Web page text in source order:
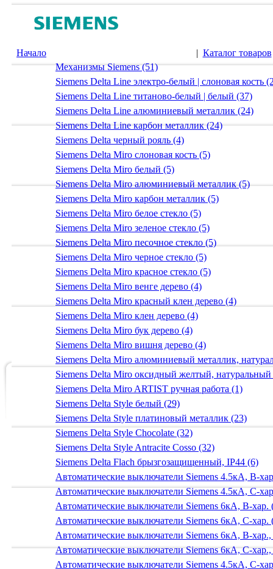
Начало | Каталог товаров
Механизмы Siemens (51)
Siemens Delta Line электро-белый | слоновая кость
Siemens Delta Line титаново-белый | белый (37)
Siemens Delta Line алюминиевый металлик (24)
Siemens Delta Line карбон металлик (24)
Siemens Delta черный рояль (4)
Siemens Delta Miro слоновая кость (5)
Siemens Delta Miro белый (5)
Siemens Delta Miro алюминиевый металлик (5)
Siemens Delta Miro карбон металлик (5)
Siemens Delta Miro белое стекло (5)
Siemens Delta Miro зеленое стекло (5)
Siemens Delta Miro песочное стекло (5)
Siemens Delta Miro черное стекло (5)
Siemens Delta Miro красное стекло (5)
Siemens Delta Miro венге дерево (4)
Siemens Delta Miro красный клен дерево (4)
Siemens Delta Miro клен дерево (4)
Siemens Delta Miro бук дерево (4)
Siemens Delta Miro вишня дерево (4)
Siemens Delta Miro алюминиевый металлик,
Siemens Delta Miro оксидный желтый,
Siemens Delta Miro ARTIST ручная работа (1)
Siemens Delta Style белый (29)
Siemens Delta Style платиновый металлик (23)
Siemens Delta Style Chocolate (32)
Siemens Delta Style Antracite Cosso (32)
Siemens Delta Flach брызгозащищенный, IP44 (6)
Автоматические выключатели Siemens 4.5кА, B-
Автоматические выключатели Siemens 4.5кА, C-
Автоматические выключатели Siemens 6кА, B-хар.
Автоматические выключатели Siemens 6кА, С-хар.
Автоматические выключатели Siemens 6кА, B-
Автоматические выключатели Siemens 6кА, C-
Автоматические выключатели Siemens 4.5кА, C-